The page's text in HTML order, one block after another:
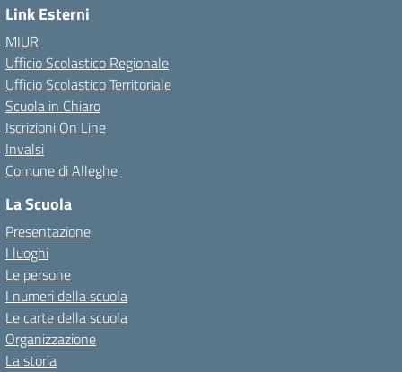
Link Esterni
MIUR
Ufficio Scolastico Regionale
Ufficio Scolastico Territoriale
Scuola in Chiaro
Iscrizioni On Line
Invalsi
Comune di Alleghe
La Scuola
Presentazione
I luoghi
Le persone
I numeri della scuola
Le carte della scuola
Organizzazione
La storia